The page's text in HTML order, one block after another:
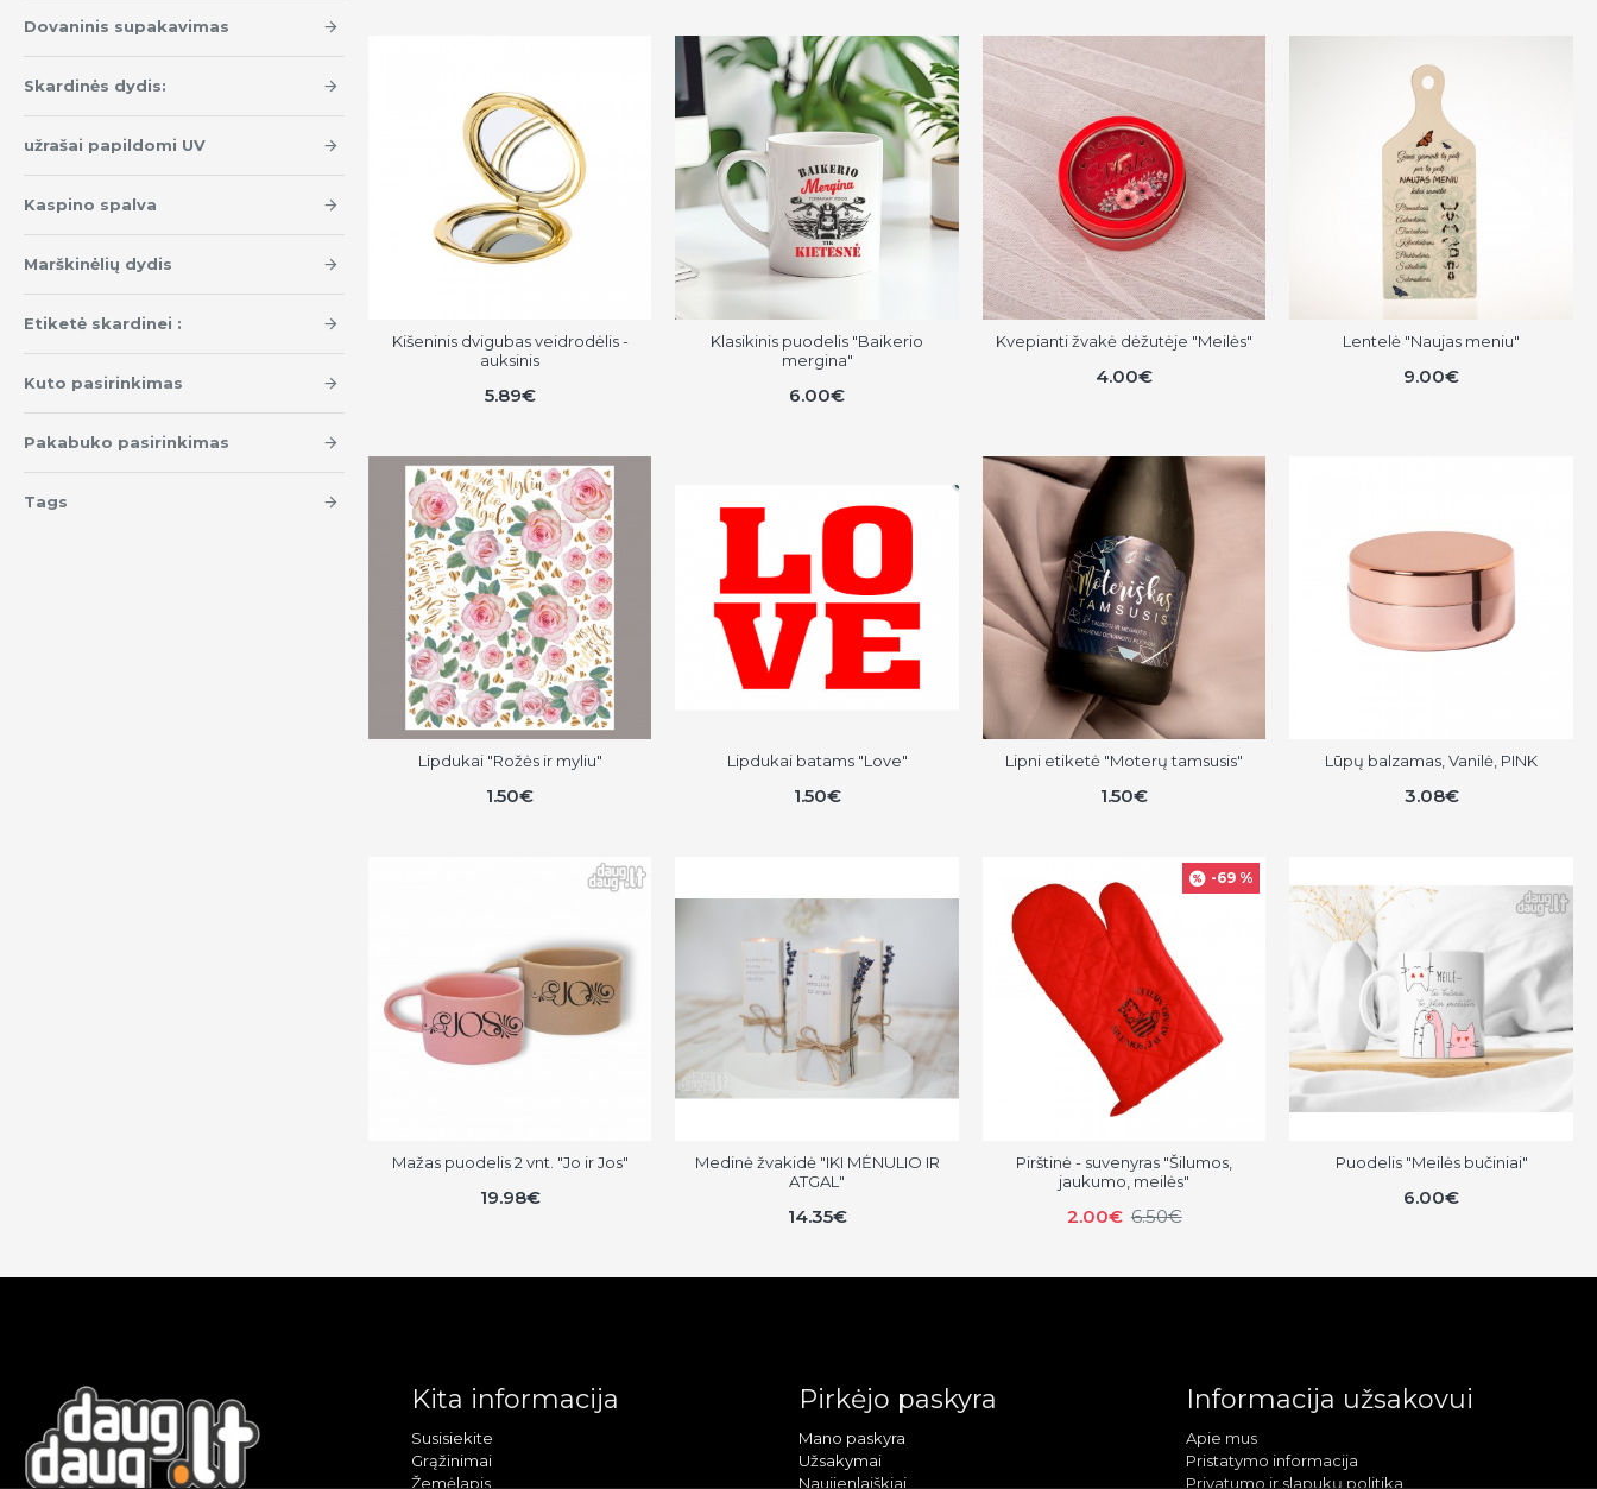
Dovaninis supakavimas
Skardinės dydis:
užrašai papildomi UV
Kaspino spalva
Marškinėlių dydis
Etiketė skardinei :
Kuto pasirinkimas
Pakabuko pasirinkimas
Tags
Kišeninis dvigubas veidrodėlis -
auksinis
5.89€
Klasikinis puodelis "Baikerio
mergina"
6.00€
Kvepianti žvakė dėžutėje "Meilės"
4.00€
Lentelė "Naujas meniu"
9.00€
Lipdukai "Rožės ir myliu"
1.50€
Lipdukai batams "Love"
1.50€
Lipni etiketė "Moterų tamsusis"
1.50€
Lūpų balzamas, Vanilė, PINK
3.08€
Mažas puodelis 2 vnt. "Jo ir Jos"
19.98€
Medinė žvakidė "IKI MĖNULIO IR
ATGAL"
14.35€
-69 %
Pirštinė - suvenyras "Šilumos,
jaukumo, meilės"
2.00€ 6.50€
Puodelis "Meilės bučiniai"
6.00€
Kita informacija
Susisiekite
Grąžinimai
Žemėlapis
Pirkėjo paskyra
Mano paskyra
Užsakymai
Naujienlaiškiai
Informacija užsakovui
Apie mus
Pristatymo informacija
Privatumo ir slapukų politika